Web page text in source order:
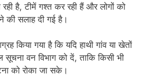
है, टीमें गश्त कर रही हैं और लोगों को
की सलाह दी गई है।
किया गया है कि यदि हाथी गांव या खेतों
वन विभाग को दें, ताकि किसी भी
को रोका जा सके।